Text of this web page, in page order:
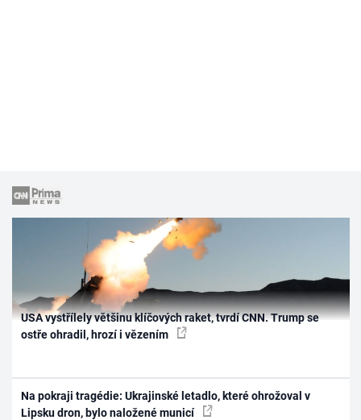
USA vystřílely většinu klíčových raket, tvrdí CNN. Trump se
ostře ohradil, hrozí i vězením
Na pokraji tragédie: Ukrajinské letadlo, které ohrožoval v
Lipsku dron, bylo naložené municí